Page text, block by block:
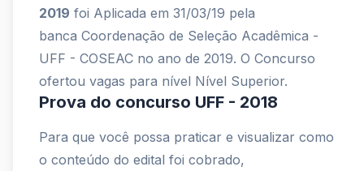
2019 foi Aplicada em 31/03/19 pela
banca Coordenação de Seleção Acadêmica -
UFF - COSEAC no ano de 2019. O Concurso
ofertou vagas para nível Nível Superior.
Prova do concurso UFF - 2018
Para que você possa praticar e visualizar como
o conteúdo do edital foi cobrado,